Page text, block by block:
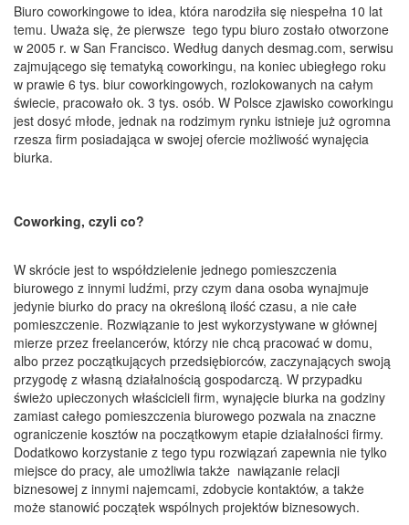
Biuro coworkingowe to idea, która narodziła się niespełna 10 lat
temu. Uważa się, że pierwsze tego typu biuro zostało otworzone
w 2005 r. w San Francisco. Według danych desmag.com, serwisu
zajmującego się tematyką coworkingu, na koniec ubiegłego roku
w prawie 6 tys. biur coworkingowych, rozlokowanych na całym
świecie, pracowało ok. 3 tys. osób. W Polsce zjawisko coworkingu
jest dosyć młode, jednak na rodzimym rynku istnieje już ogromna
rzesza firm posiadająca w swojej ofercie możliwość wynajęcia
biurka.
Coworking, czyli co?
W skrócie jest to współdzielenie jednego pomieszczenia
biurowego z innymi ludźmi, przy czym dana osoba wynajmuje
jedynie biurko do pracy na określoną ilość czasu, a nie całe
pomieszczenie. Rozwiązanie to jest wykorzystywane w głównej
mierze przez freelancerów, którzy nie chcą pracować w domu,
albo przez początkujących przedsiębiorców, zaczynających swoją
przygodę z własną działalnością gospodarczą. W przypadku
świeżo upieczonych właścicieli firm, wynajęcie biurka na godziny
zamiast całego pomieszczenia biurowego pozwala na znaczne
ograniczenie kosztów na początkowym etapie działalności firmy.
Dodatkowo korzystanie z tego typu rozwiązań zapewnia nie tylko
miejsce do pracy, ale umożliwia także nawiązanie relacji
biznesowej z innymi najemcami, zdobycie kontaktów, a także
może stanowić początek wspólnych projektów biznesowych.